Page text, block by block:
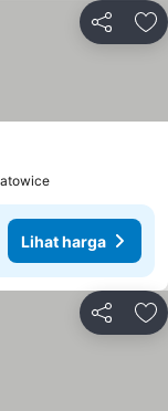
Bagikan
Lihat harga
Bagikan